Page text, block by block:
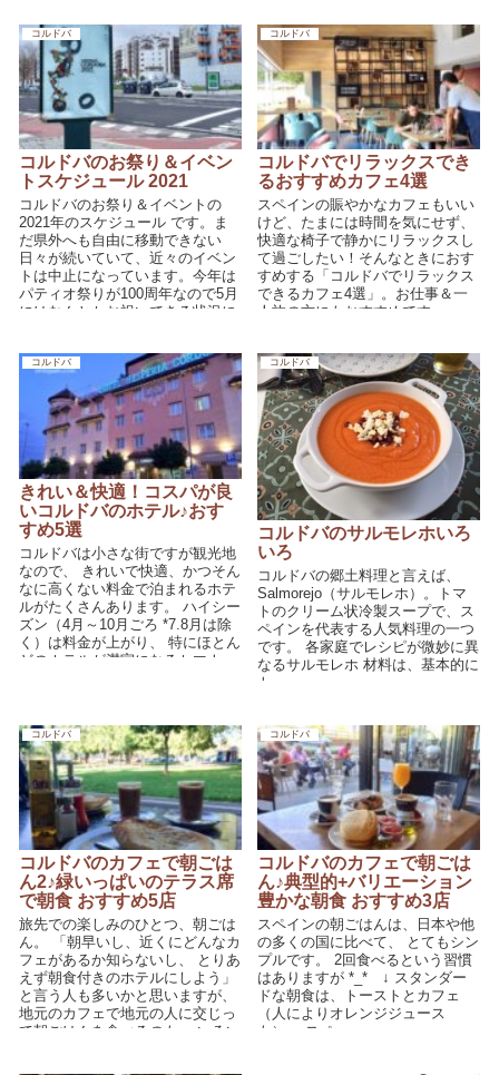
コルドバ
コルドバのお祭り＆イベン
トスケジュール 2021
コルドバのお祭り＆イベントの
2021年のスケジュール です。ま
だ県外へも自由に移動できない
日々が続いていて、近々のイベン
トは中止になっています。今年は
パティオ祭りが100周年なので5月
にはなんとかお祝いできる状況に
で、お家から雰囲気をお楽しみく
ださい♪
コルドバ
コルドバでリラックスでき
るおすすめカフェ4選
スペインの賑やかなカフェもいい
けど、たまには時間を気にせず、
快適な椅子で静かにリラックスし
て過ごしたい！そんなときにおす
すめする「コルドバでリラックス
できるカフェ4選」。お仕事＆一
人旅の方にもおすすめです♪
コルドバ
きれい＆快適！コスパが良
いコルドバのホテル♪おす
すめ5選
コルドバは小さな街ですが観光地
なので、 きれいで快適、かつそん
なに高くない料金で泊まれるホテ
ルがたくさんあります。 ハイシー
ズン（4月～10月ごろ *7.8月は除
く）は料金が上がり、 特にほとん
どのホテルが満室になるセマナ・
コルドバ
コルドバのサルモレホいろ
いろ
コルドバの郷土料理と言えば、
Salmorejo（サルモレホ）。トマ
トのクリーム状冷製スープで、ス
ペインを代表する人気料理の一つ
です。 各家庭でレシピが微妙に異
なるサルモレホ 材料は、基本的に
ト...
コルドバ
コルドバのカフェで朝ごは
ん2♪緑いっぱいのテラス席
で朝食 おすすめ5店
旅先での楽しみのひとつ、朝ごは
ん。 「朝早いし、近くにどんなカ
フェがあるか知らないし、 とりあ
えず朝食付きのホテルにしよう」
と言う人も多いかと思いますが、
地元のカフェで地元の人に交じっ
て朝ごはんを食べるのも、 いろい
コルドバ
コルドバのカフェで朝ごは
ん♪典型的+バリエーション
豊かな朝食 おすすめ3店
スペインの朝ごはんは、日本や他
の多くの国に比べて、 とてもシン
プルです。 2回食べるという習慣
はありますが *_* ↓ スタンダー
ドな朝食は、トーストとカフェ
（人によりオレンジジュース
も）。 スペ...